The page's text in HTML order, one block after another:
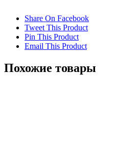
Share On Facebook
Tweet This Product
Pin This Product
Email This Product
Похожие товары